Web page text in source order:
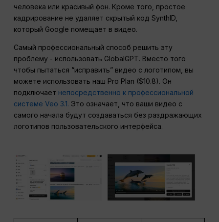
человека или красивый фон. Кроме того, простое
кадрирование не удаляет скрытый код SynthID,
который Google помещает в видео.
Самый профессиональный способ решить эту
проблему - использовать GlobalGPT. Вместо того
чтобы пытаться “исправить” видео с логотипом, вы
можете использовать наш Pro Plan ($10.8). Он
подключает непосредственно к профессиональной
системе Veo 3.1. Это означает, что ваши видео с
самого начала будут создаваться без раздражающих
логотипов пользовательского интерфейса.